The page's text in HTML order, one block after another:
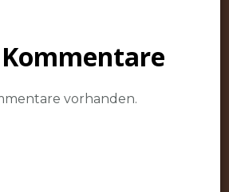
vorhanden.